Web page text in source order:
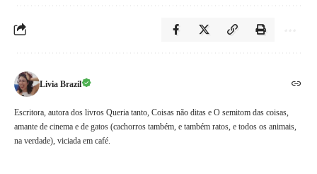
Livia Brazil
Escritora, autora dos livros Queria tanto, Coisas não ditas e O semitom das coisas,
amante de cinema e de gatos (cachorros também, e também ratos, e todos os animais,
na verdade), viciada em café.